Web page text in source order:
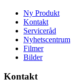
Ny Produkt
Kontakt
Serviceråd
Nyhetscentrum
Filmer
Bilder
Kontakt